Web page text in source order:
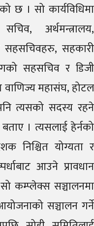
छ । सो कार्यविधिमा
अर्थमन्त्रालय,
सहसचिवहरु, सहकारी
सहसचिव र डिजी
महासंघ, होटल
त्यसको सदस्य रहने
। त्यसलाई हेर्नको
निश्चित योग्यता र
आउने प्रावधान
कम्प्लेक्स सञ्चालनमा
सञ्चालन गर्ने